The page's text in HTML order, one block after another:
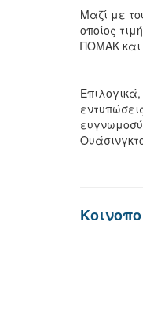
Μαζί με
οποίος
ΠΟΜΑΚ και